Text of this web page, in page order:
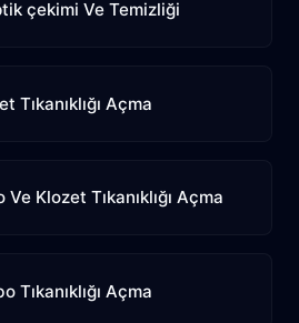
çekimi Ve Temizliği
Tıkanıklığı Açma
Ve Klozet Tıkanıklığı Açma
Tıkanıklığı Açma